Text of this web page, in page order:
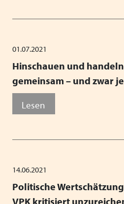
01.07.2021
Hinschauen und
gemeinsam – und zwar
Lesen
14.06.2021
Politische
VPK kritisiert